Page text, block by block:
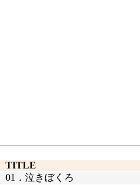
TITLE
01． 泣きぼくろ